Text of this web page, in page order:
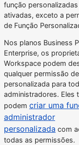
função personalizadas
ativadas, exceto a
de Função
Nos planos Business
Enterprise, os
Workspace podem
qualquer permissão
personalizada para
administradores. Eles
podem criar uma
administrador
personalizada com
todas as permissões.